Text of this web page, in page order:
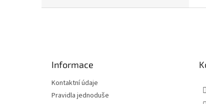
Informace
Kontaktní údaje
Pravidla jednoduše